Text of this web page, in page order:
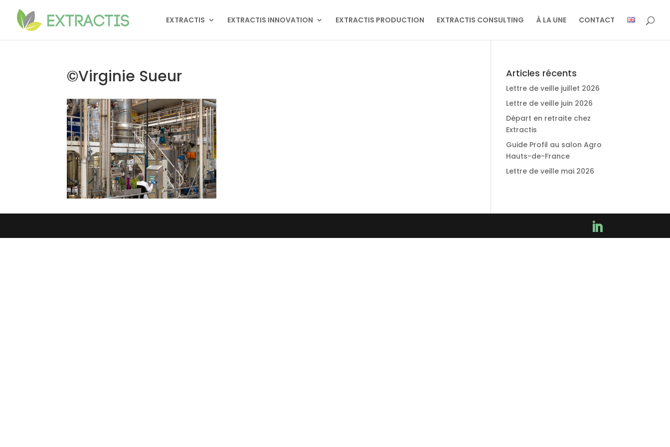
EXTRACTIS EXTRACTIS INNOVATION EXTRACTIS PRODUCTION EXTRACTIS CONSULTING À LA UNE CONTACT
©Virginie Sueur Articles récents
Lettre de veille juillet 2026
Lettre de veille juin 2026
Départ en retraite chez
Extractis
Guide Profil au salon Agro
Hauts-de-France
Lettre de veille mai 2026